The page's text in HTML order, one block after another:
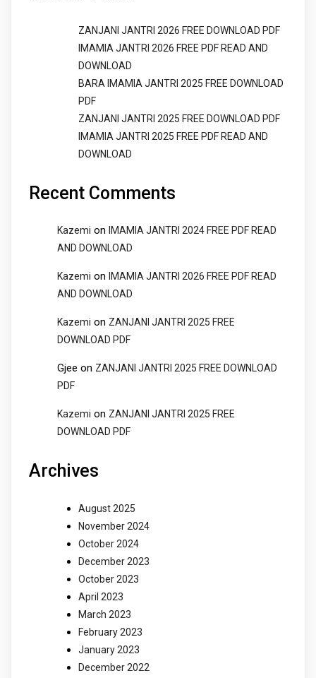
ZANJANI JANTRI 2026 FREE DOWNLOAD PDF
IMAMIA JANTRI 2026 FREE PDF READ AND
DOWNLOAD
BARA IMAMIA JANTRI 2025 FREE DOWNLOAD
PDF
ZANJANI JANTRI 2025 FREE DOWNLOAD PDF
IMAMIA JANTRI 2025 FREE PDF READ AND
DOWNLOAD
Recent Comments
Kazemi on
IMAMIA JANTRI 2024 FREE PDF READ
AND DOWNLOAD
Kazemi on
IMAMIA JANTRI 2026 FREE PDF READ
AND DOWNLOAD
Kazemi on ZANJANI JANTRI 2025 FREE
DOWNLOAD PDF
Gjee on ZANJANI JANTRI 2025 FREE DOWNLOAD
PDF
Kazemi on ZANJANI JANTRI 2025 FREE
DOWNLOAD PDF
Archives
August 2025
November 2024
October 2024
December 2023
October 2023
April 2023
March 2023
February 2023
January 2023
December 2022